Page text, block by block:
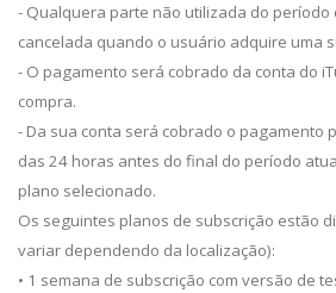
- Qualquera parte não utilizada do
cancelada quando o usuário adquire uma
- O pagamento será cobrado da conta do
compra.
- Da sua conta será cobrado o pagamento
das 24 horas antes do final do período
plano selecionado.
Os seguintes planos de subscrição estão
variar dependendo da localização):
• 1 semana de subscrição com versão de